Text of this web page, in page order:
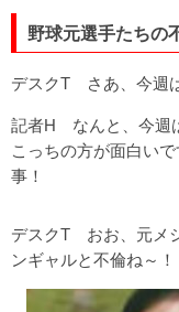
野球元選手たちの
デスクT さあ、今週
記者H なんと、今週
こっちの方が面白い
事！
デスクT おお、元メ
ンギャルと不倫ね～！